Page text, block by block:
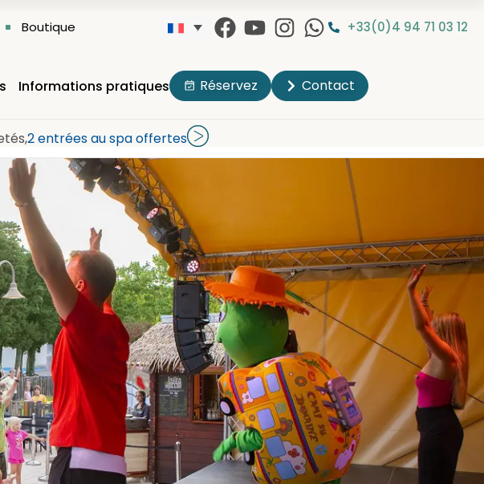
Boutique +33(0)4 94 71 03 12
Informations pratiques Réservez Contact
2 entrées au spa offertes